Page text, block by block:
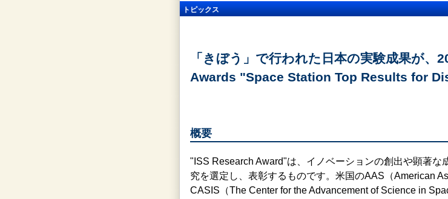
トピックス
「きぼう」で行われた日本の実験成果が、
Awards "Space Station Top Results for
概要
"ISS Research Award"は、イノベーションの創出や顕著な
究を選定し、表彰するものです。米国のAAS（American
CASIS（The Center for the Advancement of Science in